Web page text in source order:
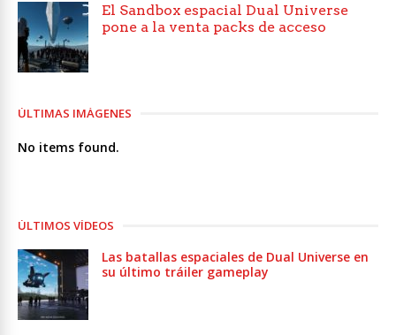
El Sandbox espacial Dual Universe
pone a la venta packs de acceso
ÚLTIMAS IMÁGENES
No items found.
ÚLTIMOS VÍDEOS
Las batallas espaciales de Dual Universe en
su último tráiler gameplay